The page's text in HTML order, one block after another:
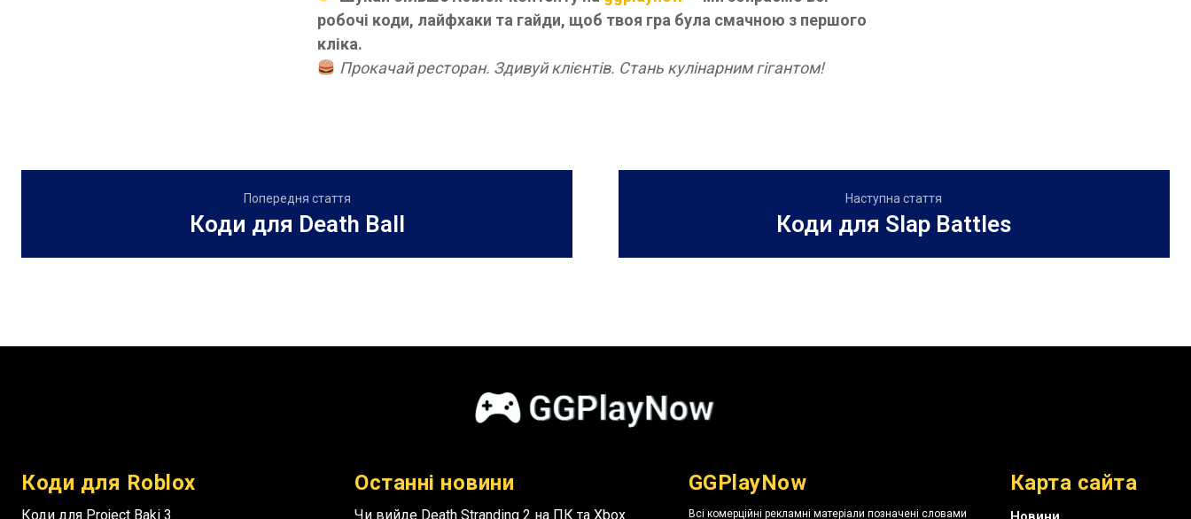
робочі коди, лайфхаки та гайди, щоб твоя гра була смачною з першого
кліка.
Прокачай ресторан. Здивуй клієнтів. Стань кулінарним гігантом!
Попередня стаття
Коди для Death Ball
Наступна стаття
Коди для Slap Battles
Коди для Roblox
Коди для Project Baki 3
Останні новини
Чи вийде Death Stranding 2 на ПК та Xbox
GGPlayNow
Всі комерційні рекламні матеріали позначені словами
Карта сайта